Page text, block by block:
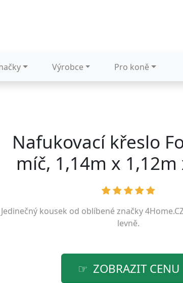
Výrobce Pro koně
Nafukovací křeslo
míč, 1,14m x 1,12m
Jedinečný kousek od oblíbené značky
levně.
ZOBRAZIT CENU